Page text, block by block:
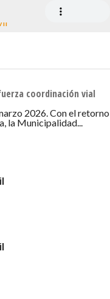
coordinación vial
2026. Con el retorno
la Municipalidad...